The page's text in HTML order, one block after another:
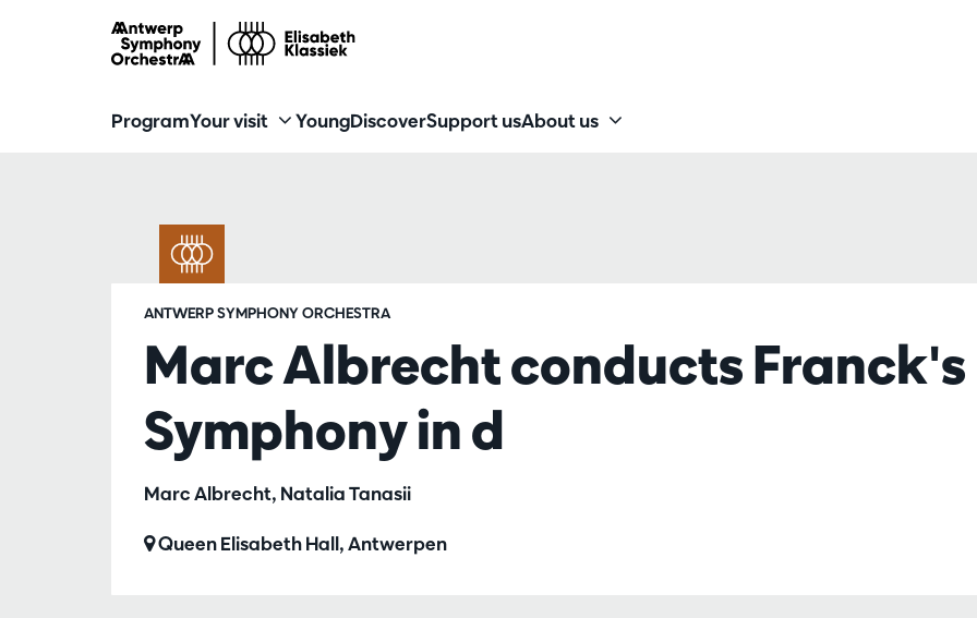
ProgramYour visit YoungDiscoverSupport usAbout us
Marc Albrecht conducts Franck's
Symphony in d
Marc Albrecht, Natalia Tanasii
ANTWERP SYMPHONY ORCHESTRA
Queen Elisabeth Hall, Antwerpen